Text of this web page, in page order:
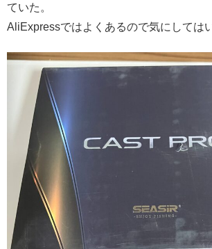
ていた。
AliExpressではよくあるので気にしては